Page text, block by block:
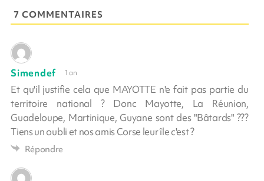
7 COMMENTAIRES
Simendef 1 an
Et qu'il justifie cela que MAYOTTE n'e fait pas partie du
territoire national ? Donc Mayotte, La Réunion,
Guadeloupe, Martinique, Guyane sont des "Bâtards" ???
Tiens un oubli et nos amis Corse leur île c'est ?
Répondre